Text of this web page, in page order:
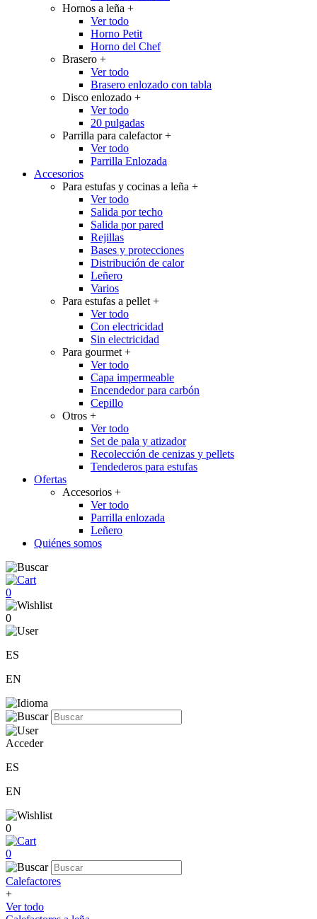
Hornos a leña +
Ver todo
Horno Petit
Horno del Chef
Brasero +
Ver todo
Brasero enlozado con tabla
Disco enlozado +
Ver todo
20 pulgadas
Parrilla para calefactor+
Ver todo
Parrilla Enlozada
Accesorios
Para estufas y cocinas a leña +
Ver todo
Salida por techo
Salida por pared
Rejillas
Bases y protecciones
Distribución de calor
Leñero
Varios
Para estufas a pellet +
Ver todo
Con electricidad
Sin electricidad
Para gourmet +
Ver todo
Capa impermeable
Encendedor para carbón
Cepillo
Otros +
Ver todo
Set de pala y atizador
Recolección de cenizas y pellets
Tendederos para estufas
Ofertas
Accesorios +
Ver todo
Parrilla enlozada
Leñero
Quiénes somos
0
0
ES
EN
Acceder
ES
EN
0
0
Calefactores
+
Ver todo